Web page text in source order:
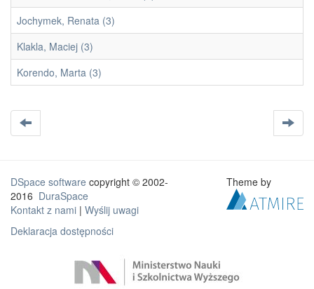
Jochymek, Renata (3)
Klakla, Maciej (3)
Korendo, Marta (3)
DSpace software copyright © 2002-
2016 DuraSpace
Kontakt z nami | Wyślij uwagi
Deklaracja dostępności
Theme by